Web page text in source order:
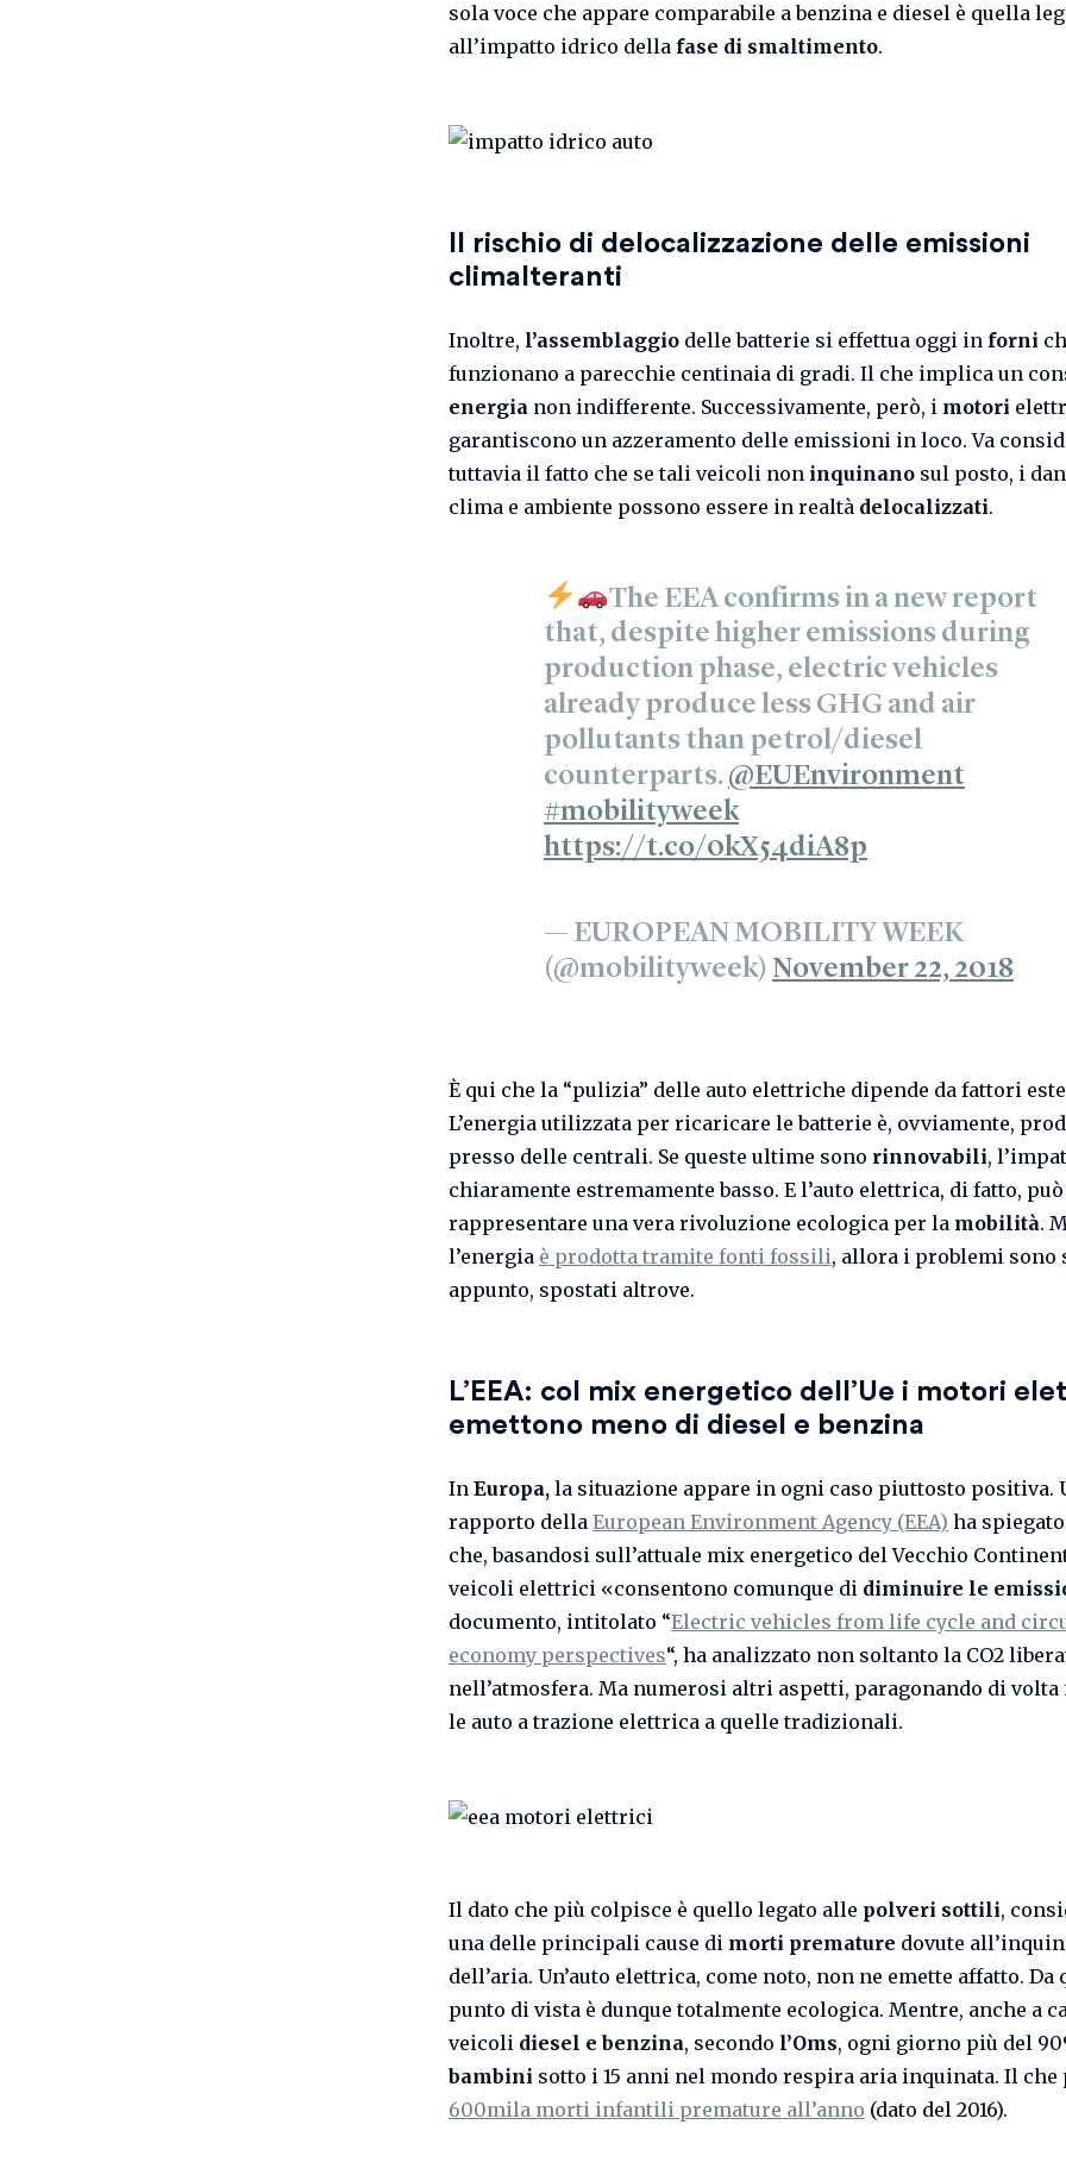
sola voce che appare comparabile a benzina e diesel è quella
all’impatto idrico della fase di smaltimento.
Il rischio di delocalizzazione delle emissioni
climalteranti
Inoltre, l’assemblaggio delle batterie si effettua oggi in forni
funzionano a parecchie centinaia di gradi. Il che implica un
energia non indifferente. Successivamente, però, i motori
garantiscono un azzeramento delle emissioni in loco. Va
tuttavia il fatto che se tali veicoli non inquinano sul posto, i
clima e ambiente possono essere in realtà delocalizzati.
The EEA confirms in a new report
that, despite higher emissions during
production phase, electric vehicles
already produce less GHG and air
pollutants than petrol/diesel
counterparts. @EUEnvironment
#mobilityweek
https://t.co/0kX54diA8p
— EUROPEAN MOBILITY WEEK
(@mobilityweek) November 22, 2018
È qui che la “pulizia” delle auto elettriche dipende da fattori
L’energia utilizzata per ricaricare le batterie è, ovviamente,
presso delle centrali. Se queste ultime sono rinnovabili,
chiaramente estremamente basso. E l’auto elettrica, di fatto, può
rappresentare una vera rivoluzione ecologica per la mobilità.
l’energia è prodotta tramite fonti fossili, allora i problemi sono
appunto, spostati altrove.
L’EEA: col mix energetico dell’Ue i motori
emettono meno di diesel e benzina
In Europa, la situazione appare in ogni caso piuttosto positiva.
rapporto della European Environment Agency (EEA) ha
che, basandosi sull’attuale mix energetico del Vecchio
veicoli elettrici «consentono comunque di diminuire le
documento, intitolato “Electric vehicles from life cycle and
economy perspectives“, ha analizzato non soltanto la CO2
nell’atmosfera. Ma numerosi altri aspetti, paragonando di
le auto a trazione elettrica a quelle tradizionali.
Il dato che più colpisce è quello legato alle polveri sottili,
una delle principali cause di morti premature dovute
dell’aria. Un’auto elettrica, come noto, non ne emette affatto. Da
punto di vista è dunque totalmente ecologica. Mentre, anche a
veicoli diesel e benzina, secondo l’Oms, ogni giorno più del
bambini sotto i 15 anni nel mondo respira aria inquinata. Il che
600mila morti infantili premature all’anno (dato del 2016).